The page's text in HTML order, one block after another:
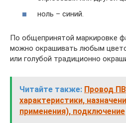
ноль – синий.
По общепринятой маркировке
можно окрашивать любым
или голубой традиционно
Читайте также: Провод
характеристики,
применения), подключение